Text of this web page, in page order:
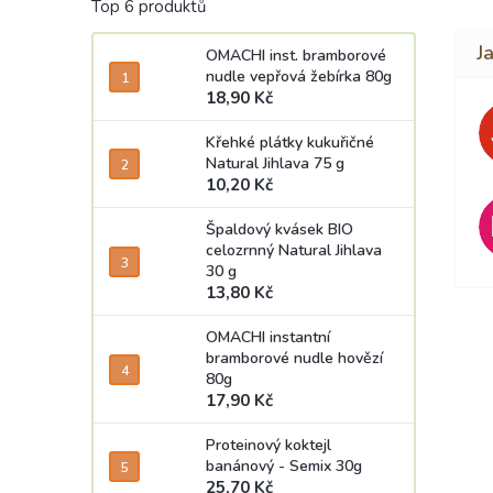
Top 6 produktů
OMACHI inst. bramborové
nudle vepřová žebírka 80g
18,90 Kč
Křehké plátky kukuřičné
Natural Jihlava 75 g
10,20 Kč
Špaldový kvásek BIO
celozrnný Natural Jihlava
30 g
13,80 Kč
OMACHI instantní
bramborové nudle hovězí
80g
17,90 Kč
Proteinový koktejl
banánový - Semix 30g
25,70 Kč